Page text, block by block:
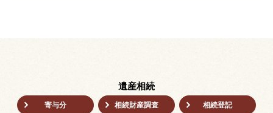
遺産相続
寄与分 相続財産調査 相続登記